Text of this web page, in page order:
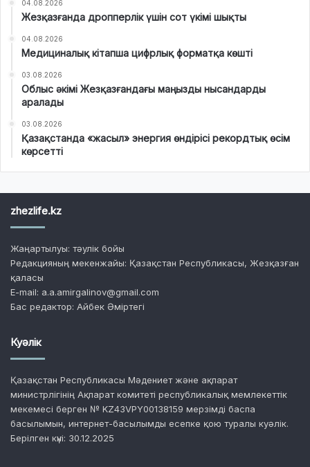
04.08.2026
Жезқазғанда дропперлік үшін сот үкімі шықты
04.08.2026
Медициналық кітапша цифрлық форматқа көшті
03.08.2026
Облыс әкімі Жезқазғандағы маңызды нысандарды
аралады
03.08.2026
Қазақстанда «жасыл» энергия өндірісі рекордтық өсім
көрсетті
zhezlife.kz
Жаңартылуы: тәулік бойы
Редакцияның мекенжайы: Қазақстан Республикасы, Жезқазған
қаласы
E-mail: a.a.amirgalinov@gmail.com
Бас редактор: Айбек Әміртегі
Куәлік
Қазақстан Республикасы Мәдениет және ақпарат
министрлігінің Ақпарат комитеті республикалық мемлекеттік
мекемесі берген № KZ43VPY00138159 мерзімді баспа
басылымын, интернет-басылымды есепке қою туралы куәлік.
Берілген күні: 30.12.2025